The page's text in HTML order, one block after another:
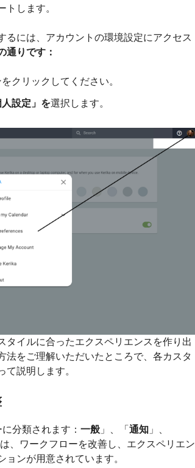
します。
るには、アカウントの環境設定にアクセス
通りです：
クリックしてください。
人設定」を選択します。
タイルに合ったエクスペリエンスを作り出
法をご理解いただいたところで、各カスタ
説明します。
分類されます： 一般 」、「通知 」、
、ワークフローを改善し、エクスペリエン
ンが用意されています。